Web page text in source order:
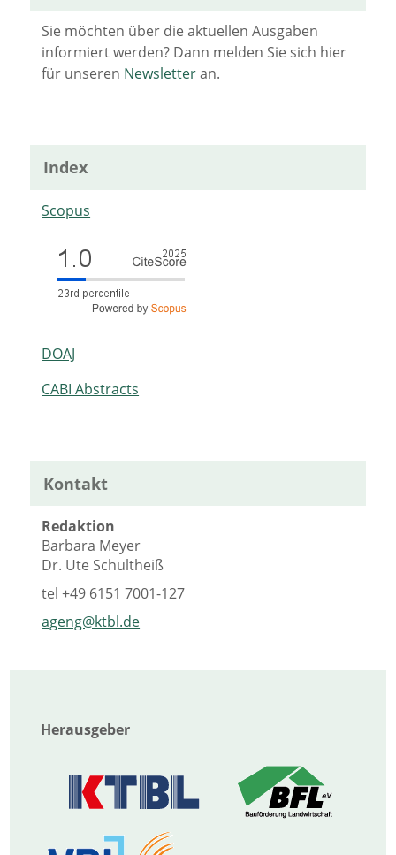
Sie möchten über die aktuellen Ausgaben
informiert werden? Dann melden Sie sich hier
für unseren Newsletteran.
Index
Scopus
DOAJ
CABI Abstracts
Kontakt
Redaktion
Barbara Meyer
Dr. Ute Schultheiß
tel+49 6151 7001-127
ageng@ktbl.de
Herausgeber